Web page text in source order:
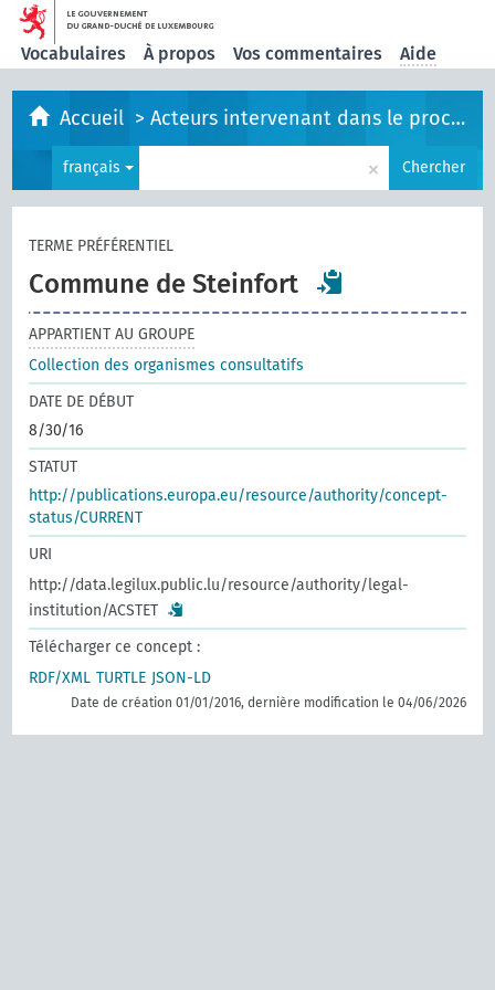
Vocabulaires À propos Vos commentaires Aide
Accueil >Acteurs intervenant dans le processus législatif
français × Chercher
TERME PRÉFÉRENTIEL
Commune de Steinfort
APPARTIENT AU GROUPE
Collection des organismes consultatifs
DATE DE DÉBUT
8/30/16
STATUT
http://publications.europa.eu/resource/authority/concept-
status/CURRENT
URI
http://data.legilux.public.lu/resource/authority/legal-
institution/ACSTET
Télécharger ce concept :
RDF/XML TURTLE JSON-LD
Date de création 01/01/2016, dernière modification le 04/06/2026